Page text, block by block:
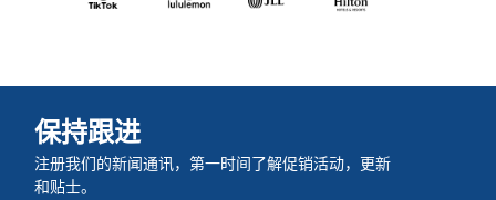
保持跟进
注册我们的新闻通讯，第一时间了解促销活动，更新
和贴士。